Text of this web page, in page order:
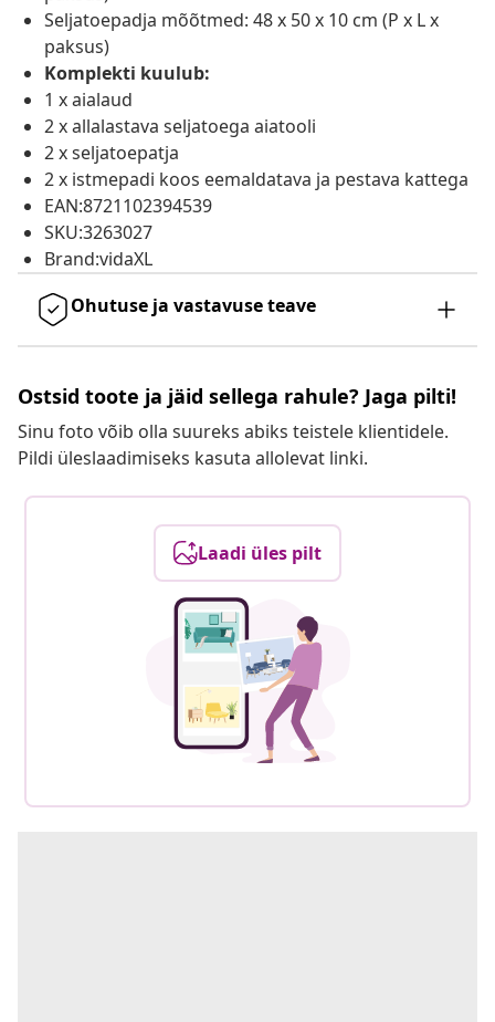
Seljatoepadja mõõtmed: 48 x 50 x 10 cm (P x L x
paksus)
Komplekti kuulub:
1 x aialaud
2 x allalastava seljatoega aiatooli
2 x seljatoepatja
2 x istmepadi koos eemaldatava ja pestava kattega
EAN:8721102394539
SKU:3263027
Brand:vidaXL
Ohutuse ja vastavuse teave
Ostsid toote ja jäid sellega rahule? Jaga pilti!
Sinu foto võib olla suureks abiks teistele klientidele.
Pildi üleslaadimiseks kasuta allolevat linki.
Laadi üles pilt